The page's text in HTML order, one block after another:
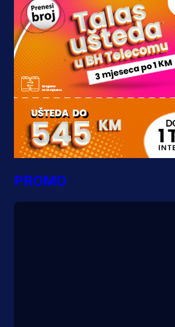
PROMO